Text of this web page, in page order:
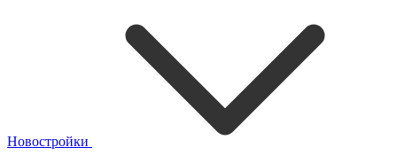
Новостройки